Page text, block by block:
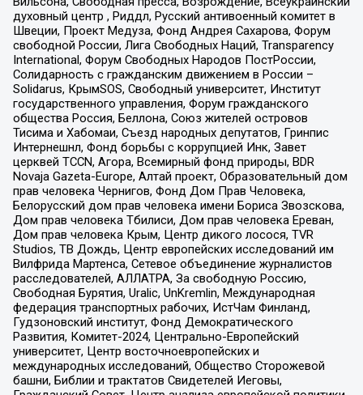
духовный центр , Риддл, Русский антивоенный комитет в
Швеции, Проект Медуза, Фонд Андрея Сахарова, Форум
свободной России, Лига Свободных Наций, Transparеncy
International, Форум Свободных Народов ПостРоссии,
Солидарность с гражданским движением в России –
Solidarus, КрымSOS, Свободный университет, Институт
государственного управления, Форум гражданского
общества Россия, Беллона, Союз жителей островов
Тисима и Хабомаи, Съезд народных депутатов, Гринпис
Интернешнл, Фонд борьбы с коррупцией Инк, Завет
церквей TCCN, Агора, Всемирный фонд природы, BDR
Novaja Gazeta-Europe, Алтай проект, Образовательный дом
прав человека Чернигов, Фонд Дом Прав Человека,
Белорусский дом прав человека имени Бориса Звозскова,
Дом прав человека Тбилиси, Дом прав человека Ереван,
Дом прав человека Крым, Центр дикого лосося, TVR
Studios, ТВ Дождь, Центр европейских исследований им
Вилфрида Мартенса, Сетевое объединение журналистов
расследователей, АЛЛАТРА, За свободную Россию,
Свободная Бурятия, Uralic, UnKremlin, Международная
федерация транспортных рабочих, ИстЧам Финланд,
Гудзоновский институт, Фонд Демократического
Развития, Комитет-2024, Центрально-Европейский
университет, Центр восточноевропейских и
международных исследований, Общество Сторожевой
башни, Библии и трактатов Свидетелей Иеговы,